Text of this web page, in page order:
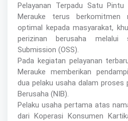
Pelayanan Terpadu Satu Pintu
Merauke terus berkomitmen
optimal kepada masyarakat,
perizinan berusaha melalui
Submission (OSS).
Pada kegiatan pelayanan
Merauke memberikan
dua pelaku usaha dalam proses
Berusaha (NIB).
Pelaku usaha pertama atas
dari Koperasi Konsumen